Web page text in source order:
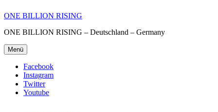
ONE BILLION RISING
ONE BILLION RISING – Deutschland – Germany
Menü
Facebook
Instagram
Twitter
Youtube